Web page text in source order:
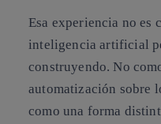
Esa experiencia no es
inteligencia artificial
construyendo. No
automatización sobre
como una forma